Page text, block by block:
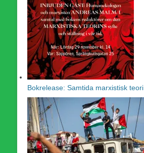
Bokrelease: Samtida marxistisk teori